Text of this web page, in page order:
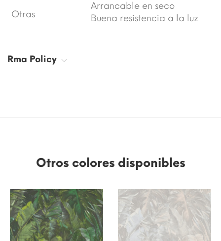
Otras
Arrancable en seco
Buena resistencia a la luz
Rma Policy
Otros colores disponibles